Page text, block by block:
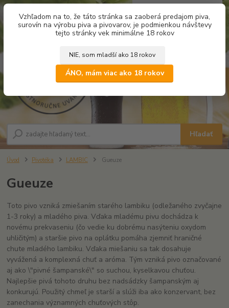
Vzhľadom na to, že táto stránka sa zaoberá predajom piva,
surovín na výrobu piva a pivovarov, je podmienkou návštevy
tejto stránky vek minimálne 18 rokov
NIE, som mladší ako 18 rokov
ÁNO, mám viac ako 18 rokov
Hľadať
za0,00 €
Úvod Pivotéka LAMBIC Gueuze
Gueuze
Toto pivo vzniká zmiešaním starého lambiku (odležaného zvyčajne
1-3 roky) a mladého piva. Vďaka mladému pivu dochádza k
novému prekvaseniu (čo vedie ku dobrému nasýteniu oxydom
uhličitým) a staršie pivo na oplátku pomáha zjemniť hraničné
chute mladého lambiku. Vďaka miešaniu sa tak dosahuje
vyvážená a komplexná chuť a aróma. Tým vzniká pivo označované
aj ako \"pivné šampanské\" so suchou, kyselkavou chuťou.
Najlepšie pivá tohoto druhu bez nadsádzky šampanským aj
konkurujú. Použitý chmeľ je starší a slúži iba ako konzervant, bez
zanechania významných chuťových stôp.